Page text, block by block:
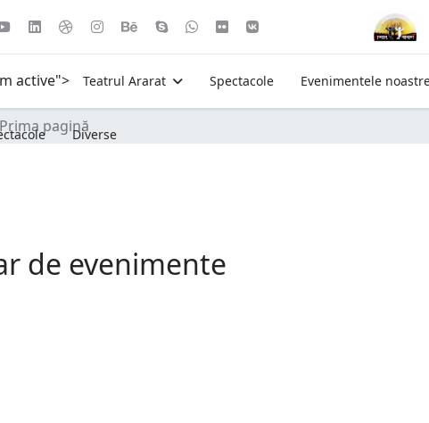
active"> Teatrul Ararat Spectacole Evenimentele
Diverse
Prima pagină
de evenimente